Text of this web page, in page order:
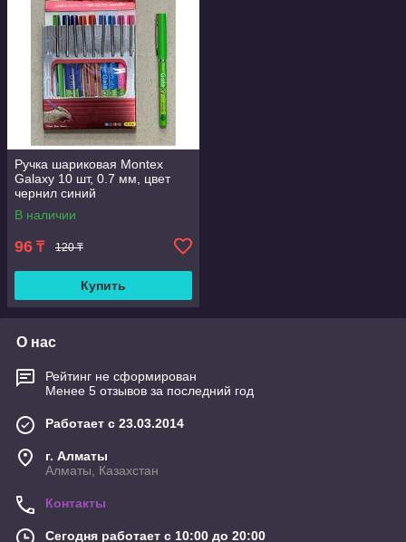
Ручка шариковая Montex
Galaxy 10 шт, 0.7 мм, цвет
чернил синий
В наличии
96 ₸ 120 ₸
Купить
О нас
Рейтинг не сформирован
Менее 5 отзывов за последний год
Работает с 23.03.2014
г. Алматы
Алматы, Казахстан
Контакты
Сегодня работает с 10:00 до 20:00